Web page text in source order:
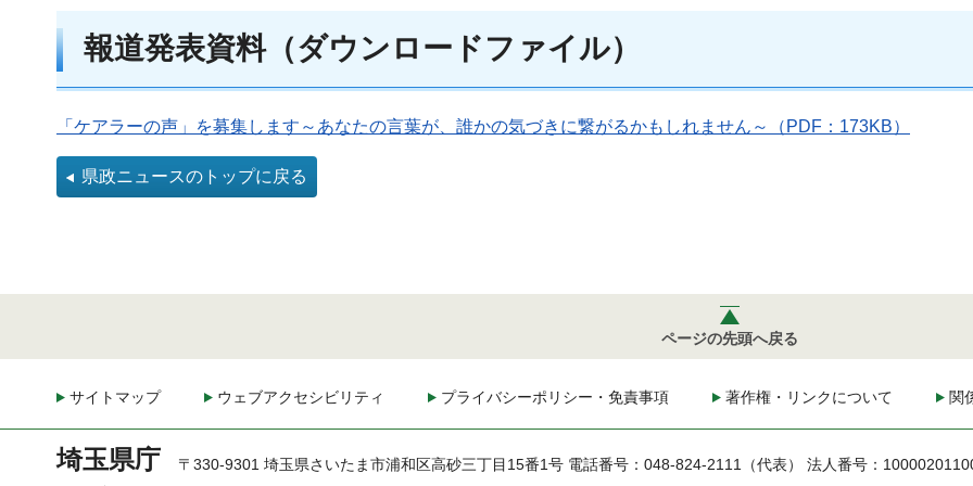
報道発表資料（ダウンロードファイル）
「ケアラーの声」を募集します～あなたの言葉が、誰かの気づきに繋がるかもしれません～（PDF：173KB）
県政ニュースのトップに戻る
ページの先頭へ戻る
サイトマップ ウェブアクセシビリティ プライバシーポリシー・免責事項 著作権・リンクについて 関
埼玉県庁 〒330-9301 埼玉県さいたま市浦和区高砂三丁目15番1号 電話番号：048-824-2111（代表） 法人番号：